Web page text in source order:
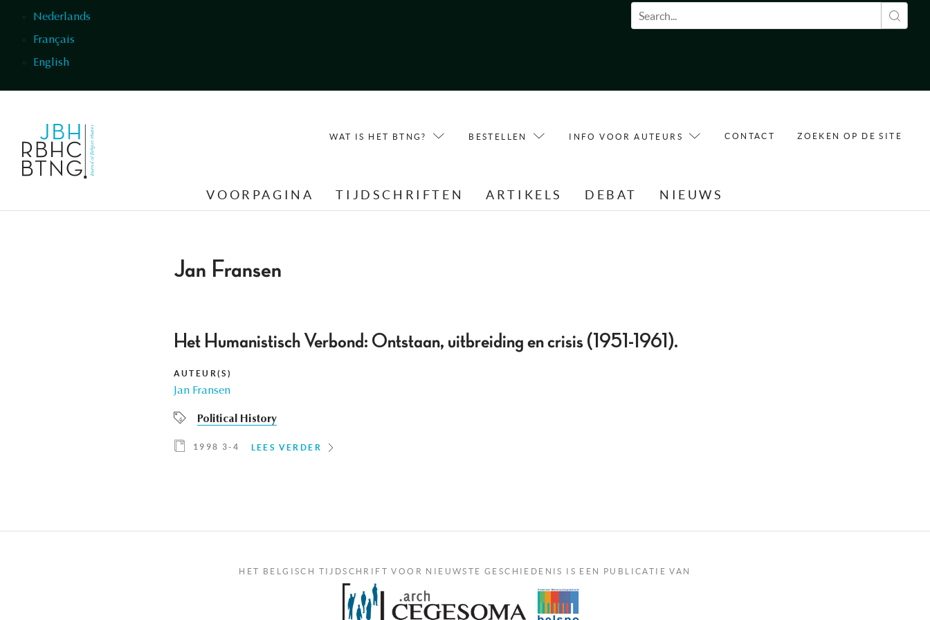
Nederlands
Français
English
Zoekveld
WAT IS HET BTNG? BESTELLEN INFO VOOR AUTEURS CONTACT ZOEKEN OP DE SITE
VOORPAGINA TIJDSCHRIFTEN ARTIKELS DEBAT NIEUWS
Jan Fransen
Het Humanistisch Verbond: Ontstaan, uitbreiding en crisis (1951-1961).
AUTEUR(S)
Jan Fransen
Political History
1998 3-4 LEES VERDER
HET BELGISCH TIJDSCHRIFT VOOR NIEUWSTE GESCHIEDENIS IS EEN PUBLICATIE VAN